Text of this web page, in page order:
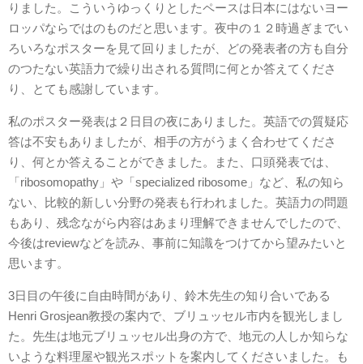
りました。こういうゆっくりとしたペースは日本にはないヨー
ロッパならではのものだと思います。夜中の１２時過ぎまでい
ろいろなポスターを見て回りましたが、どの発表者の方も自分
のつたない英語力で繰り出される質問に何とか答えてくださ
り、とても感謝しています。
私のポスター発表は２日目の夜にありました。英語での質疑応
答は不安もありましたが、相手の方がうまく合わせてくださ
り、何とか答えることができました。また、口頭発表では、
「ribosomopathy」や「specialized ribosome」など、私の知ら
ない、比較的新しい分野の発表も行われました。英語力の問題
もあり、残念ながら内容はあまり理解できませんでしたので、
今後はreviewなどを読み、事前に知識をつけてから望みたいと
思います。
3日目の午後に自由時間があり、鈴木先生の知り合いである
Henri Grosjean教授の案内で、ブリュッセル市内を観光しまし
た。先生は地元ブリュッセル出身の方で、地元の人しか知らな
いような料理屋や観光スポットを案内してくださいました。も